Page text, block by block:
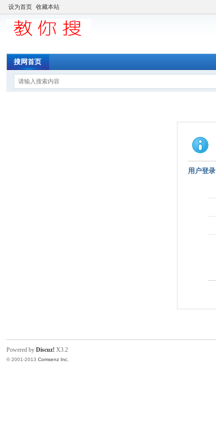
设为首页 收藏本站
搜网首页
用户登录
Powered byDiscuz! X3.2
© 2001-2013Comsenz Inc.